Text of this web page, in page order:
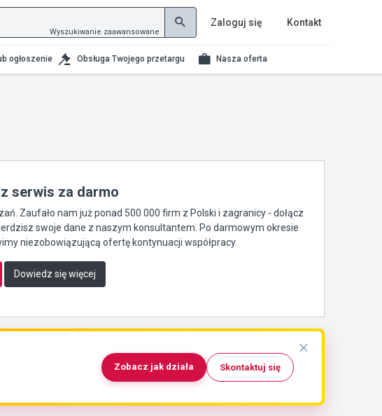
Wyszukiwanie zaawansowane
Zaloguj się Kontakt
ogłoszenie Obsługa Twojego przetargu Nasza oferta
serwis za darmo
Zaufało nam już ponad 500 000 firm z Polski i zagranicy - dołącz
swoje dane z naszym konsultantem. Po darmowym okresie
niezobowiązującą ofertę kontynuacji współpracy.
Dowiedz się więcej
Zobacz jak działa Skontaktuj się